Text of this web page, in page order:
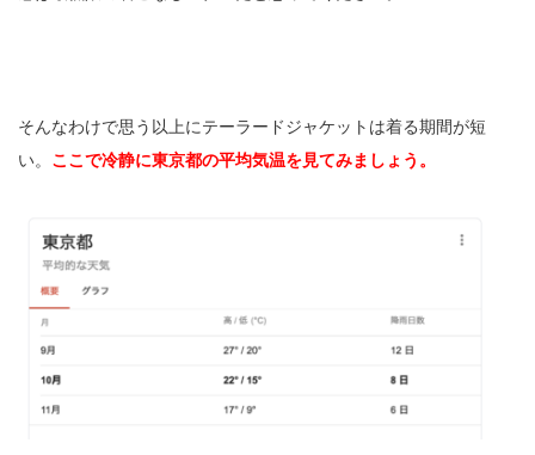
そんなわけで思う以上にテーラードジャケットは着る期間が短
い。 ここで冷静に東京都の平均気温を見てみましょう。